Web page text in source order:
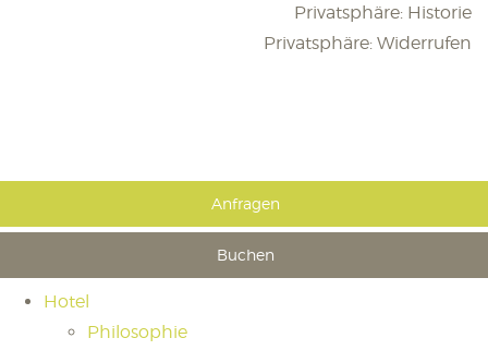
Privatsphäre: Historie
Privatsphäre: Widerrufen
Anfragen
Buchen
Hotel
Philosophie